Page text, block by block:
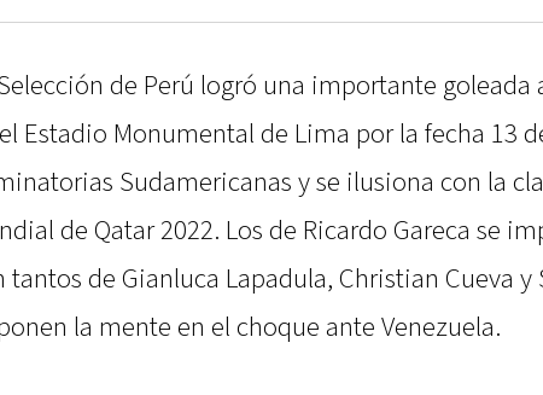
de Perú logró una importante goleada
Estadio Monumental de Lima por la fecha 13
Sudamericanas y se ilusiona con la
de Qatar 2022. Los de Ricardo Gareca se
tantos de Gianluca Lapadula, Christian Cueva y
la mente en el choque ante Venezuela.